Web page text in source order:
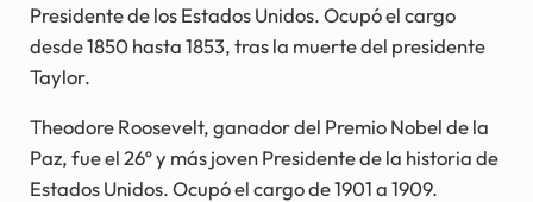
Presidente de los Estados Unidos. Ocupó el cargo
desde 1850 hasta 1853, tras la muerte del presidente
Taylor.
Theodore Roosevelt, ganador del Premio Nobel de la
Paz, fue el 26º y más joven Presidente de la historia de
Estados Unidos. Ocupó el cargo de 1901 a 1909.